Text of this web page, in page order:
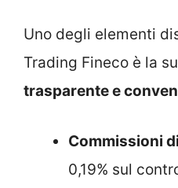
Uno degli elementi
Trading Fineco è la
trasparente e
Commissioni
0,19% sul